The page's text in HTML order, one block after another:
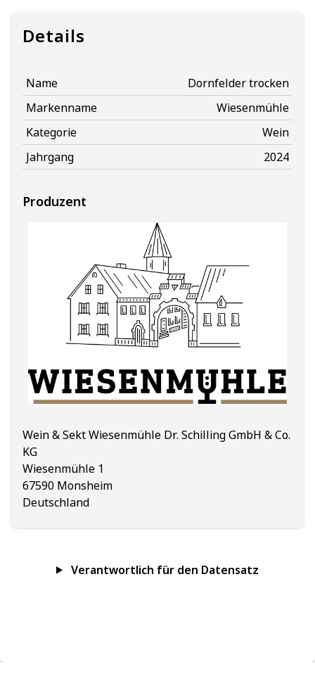
Details
Name
Dornfelder trocken
Markenname
Wiesenmühle
Kategorie
Wein
Jahrgang
2024
Produzent
Wein & Sekt Wiesenmühle Dr. Schilling GmbH & Co.
KG
Wiesenmühle 1
67590 Monsheim
Deutschland
Verantwortlich für den Datensatz